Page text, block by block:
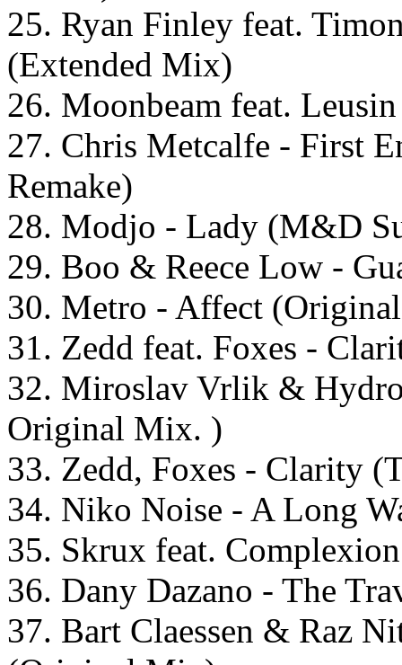
25. Ryan Finley feat.
(Extended Mix)
26. Moonbeam feat.
27. Chris Metcalfe - First
Remake)
28. Modjo - Lady (M&D
29. Boo & Reece Low -
30. Metro - Affect
31. Zedd feat. Foxes -
32. Miroslav Vrlik &
Original Mix. )
33. Zedd, Foxes - Clarity
34. Niko Noise - A Long
35. Skrux feat.
36. Dany Dazano - The
37. Bart Claessen & Raz